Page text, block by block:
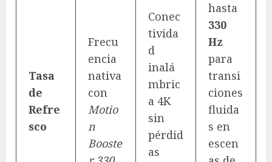
Tasa
de
Refre
sco
Frecu
encia
nativa
con
Motio
n
Booste
Conec
tivida
d
inalá
mbric
a 4K
sin
pérdid
as
hasta
330
Hz
para
transi
ciones
fluida
s en
escen